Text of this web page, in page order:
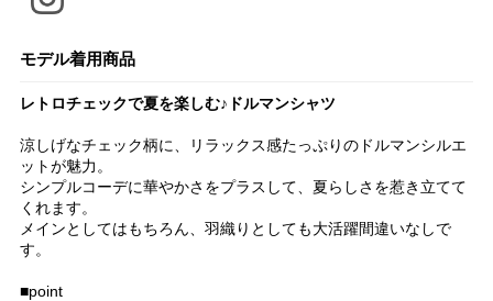
モデル着用商品
レトロチェックで夏を楽しむ♪ドルマンシャツ
涼しげなチェック柄に、リラックス感たっぷりのドルマンシルエ
ットが魅力。
シンプルコーデに華やかさをプラスして、夏らしさを惹き立てて
くれます。
メインとしてはもちろん、羽織りとしても大活躍間違いなしで
す。
■point